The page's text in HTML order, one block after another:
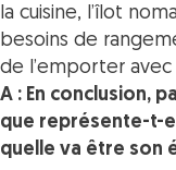
la cuisine, l’îlot
besoins de
de l’emporter avec
A : En conclusion,
que représente-t-
quelle va être son